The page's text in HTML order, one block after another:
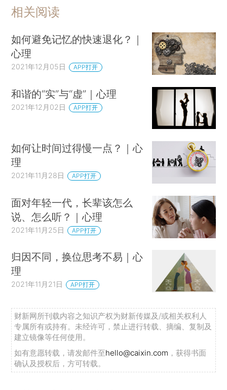
相关阅读
如何避免记忆的快速退化？｜
心理
2021年12月05日 APP打开
和谐的“实”与“虚”｜心理
2021年12月02日 APP打开
如何让时间过得慢一点？｜心
理
2021年11月28日 APP打开
面对年轻一代，长辈该怎么
说、怎么听？｜心理
2021年11月25日 APP打开
归因不同，换位思考不易｜心
理
2021年11月21日 APP打开
财新网所刊载内容之知识产权为财新传媒及/或相关权利人
专属所有或持有。未经许可，禁止进行转载、摘编、复制及
建立镜像等任何使用。
如有意愿转载，请发邮件至hello@caixin.com ，获得书面
确认及授权后，方可转载。